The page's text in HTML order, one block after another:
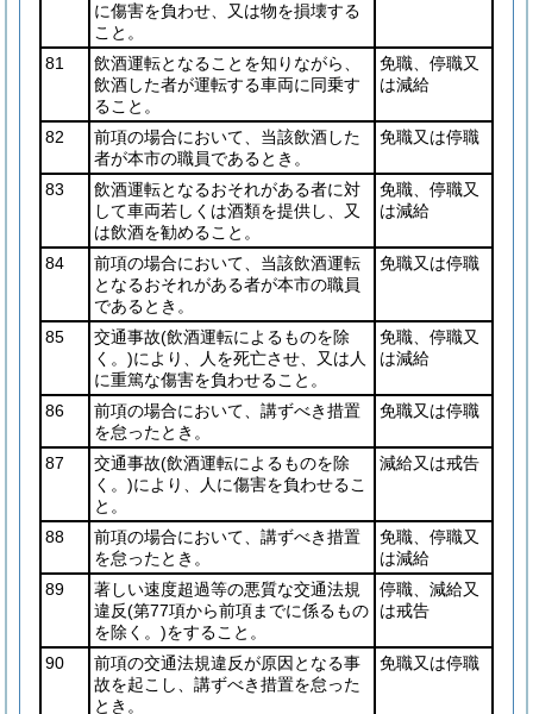
に傷害を負わせ、又は物を損壊する
こと。
81
飲酒運転となることを知りながら、
飲酒した者が運転する車両に同乗す
ること。
免職、停職又
は減給
82
前項の場合において、当該飲酒した
者が本市の職員であるとき。
免職又は停職
83
飲酒運転となるおそれがある者に対
して車両若しくは酒類を提供し、又
は飲酒を勧めること。
免職、停職又
は減給
84
前項の場合において、当該飲酒運転
となるおそれがある者が本市の職員
であるとき。
免職又は停職
85 交通事故(飲酒運転によるものを除
く。)により、人を死亡させ、又は人
に重篤な傷害を負わせること。
免職、停職又
は減給
86
前項の場合において、講ずべき措置
を怠ったとき。
免職又は停職
87 交通事故(飲酒運転によるものを除
く。)により、人に傷害を負わせるこ
と。
減給又は戒告
88
前項の場合において、講ずべき措置
を怠ったとき。
免職、停職又
は減給
89
著しい速度超過等の悪質な交通法規
違反(第77項から前項までに係るもの
を除く。)をすること。
停職、減給又
は戒告
90
前項の交通法規違反が原因となる事
故を起こし、講ずべき措置を怠った
とき。
免職又は停職